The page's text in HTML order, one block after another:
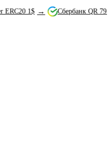
1$ → Сбербанк QR 79.8₽